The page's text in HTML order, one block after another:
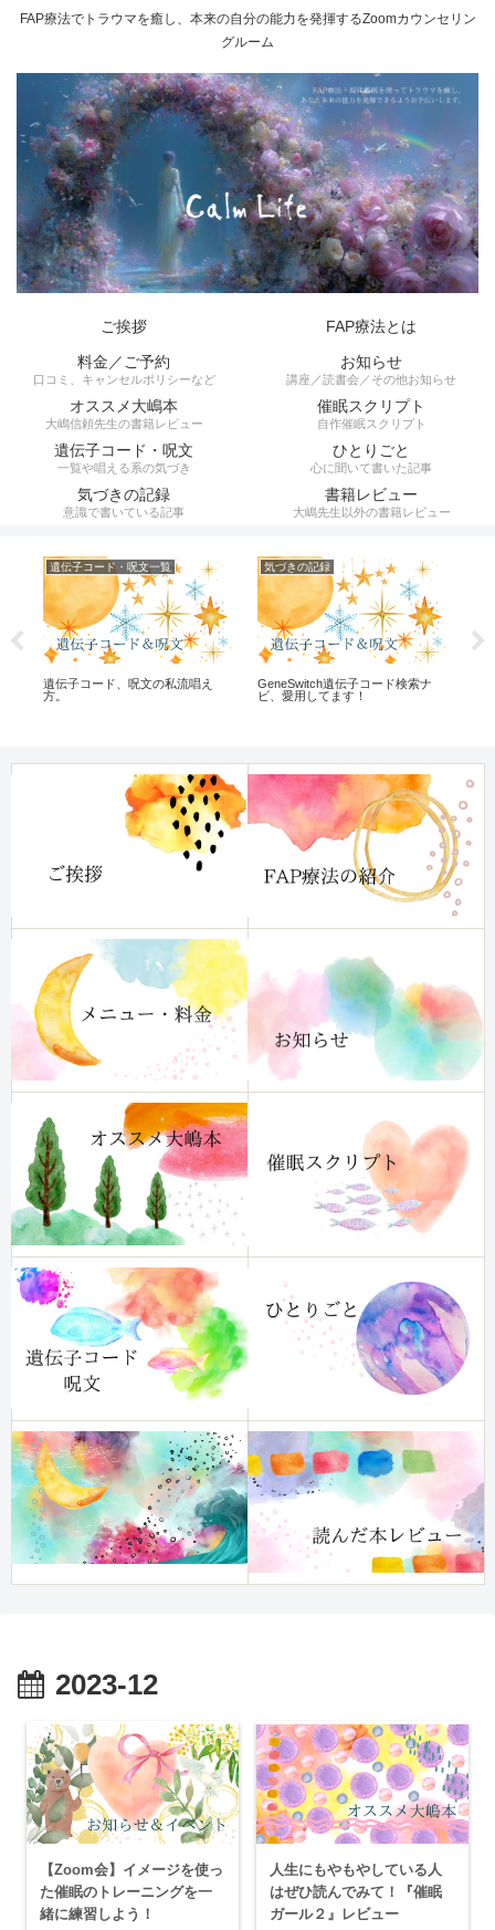
FAP療法でトラウマを癒し、本来の自分の能力を発揮するZoomカウンセリン
グルーム
ご挨拶
FAP療法とは
料金／ご予約
口コミ、キャンセルポリシーなど
お知らせ
講座／読書会／その他お知らせ
オススメ大嶋本
大嶋信頼先生の書籍レビュー
催眠スクリプト
自作催眠スクリプト
遺伝子コード・呪文
一覧や唱える系の気づき
ひとりごと
心に聞いて書いた記事
気づきの記録
意識で書いている記事
書籍レビュー
大嶋先生以外の書籍レビュー
遺伝子コード・呪文一覧
遺伝子コード、呪文の私流唱え
方。
気づきの記録
GeneSwitch遺伝子コード検索ナ
ビ、愛用してます！
2023-12
【Zoom会】イメージを使っ
た催眠のトレーニングを一
緒に練習しよう！
人生にもやもやしている人
はぜひ読んでみて！『催眠
ガール２』レビュー